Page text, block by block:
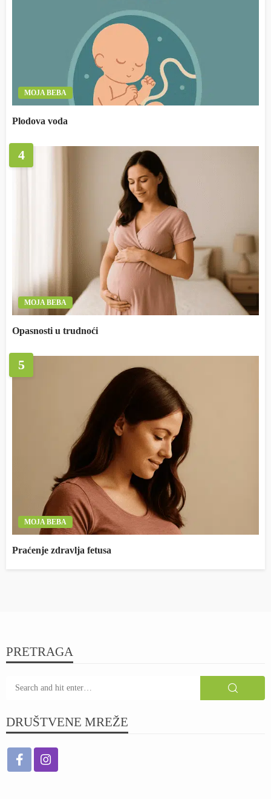
MOJA BEBA
Plodova voda
4
MOJA BEBA
Opasnosti u trudnoći
5
MOJA BEBA
Praćenje zdravlja fetusa
PRETRAGA
DRUŠTVENE MREŽE